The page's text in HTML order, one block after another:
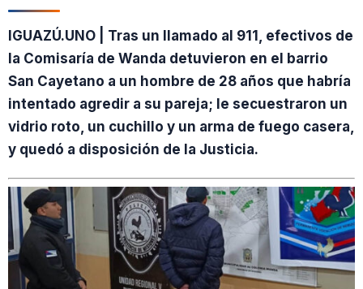
IGUAZÚ.UNO | Tras un llamado al 911, efectivos de
la Comisaría de Wanda detuvieron en el barrio
San Cayetano a un hombre de 28 años que habría
intentado agredir a su pareja; le secuestraron un
vidrio roto, un cuchillo y un arma de fuego casera,
y quedó a disposición de la Justicia.